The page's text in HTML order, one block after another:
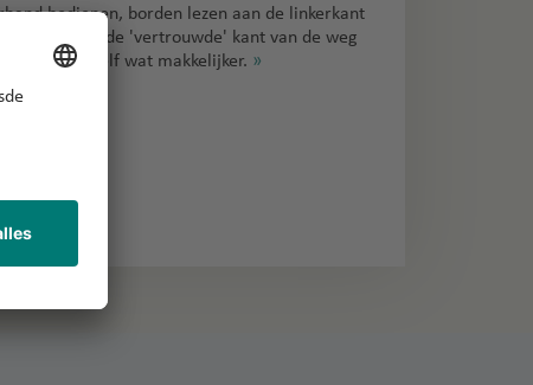
bedienen, borden lezen aan de linkerkant
om aan de 'vertrouwde' kant van de weg
je het jezelf wat makkelijker. »